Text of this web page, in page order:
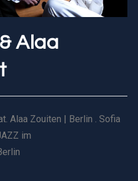
Alaa
Alaa Zouiten | Berlin . Sofia
im